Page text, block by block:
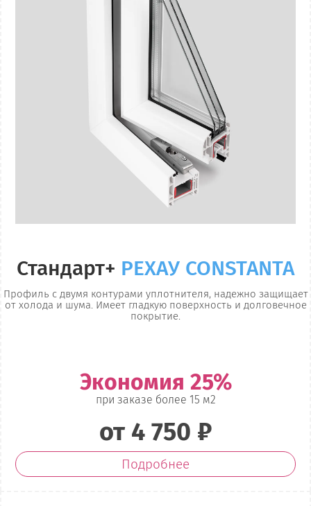
Стандарт+ РЕХАУ CONSTANTA
Профиль с двумя контурами уплотнителя, надежно защищает
от холода и шума. Имеет гладкую поверхность и долговечное
покрытие.
Экономия 25%
при заказе более 15 м2
от 4 750 ₽
Подробнее